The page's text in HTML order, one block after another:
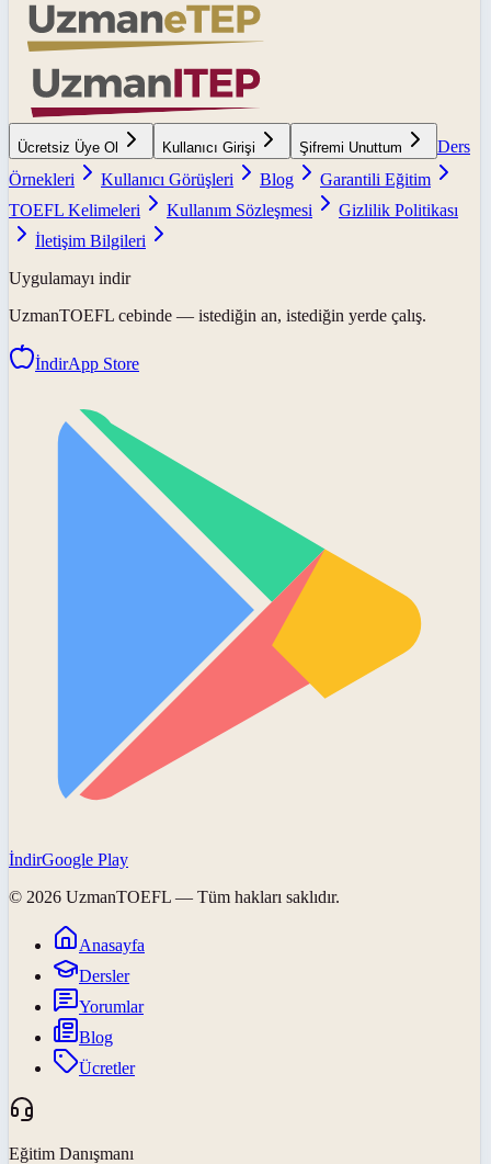
Ücretsiz Üye Ol Kullanıcı Girişi Şifremi Unuttum
Ders
Örnekleri
Kullanıcı Görüşleri Blog
Garantili Eğitim
TOEFL Kelimeleri
Kullanım Sözleşmesi
Gizlilik Politikası
İletişim Bilgileri
Uygulamayı indir
UzmanTOEFL cebinde — istediğin an, istediğin yerde çalış.
İndirApp Store
İndirGoogle Play
© 2026 UzmanTOEFL — Tüm hakları saklıdır.
Anasayfa
Dersler
Yorumlar
Blog
Ücretler
Eğitim Danışmanı